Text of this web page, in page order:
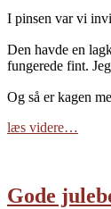
I pinsen var vi
Den havde en
fungerede fint.
Og så er kagen
læs videre…
Gode